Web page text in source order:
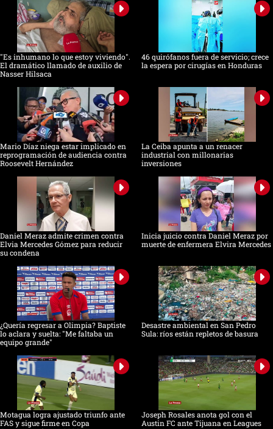
seconds
"Es inhumano lo que estoy viviendo".
El dramático llamado de auxilio de
Nasser Hilsaca
46 quirófanos fuera de servicio; crece
la espera por cirugías en Honduras
Mario Díaz niega estar implicado en
reprogramación de audiencia contra
Roosevelt Hernández
La Ceiba apunta a un renacer
industrial con millonarias
inversiones
Daniel Meraz admite crimen contra
Elvia Mercedes Gómez para reducir
su condena
Inicia juicio contra Daniel Meraz por
muerte de enfermera Elvira Mercedes
¿Quería regresar a Olimpia? Baptiste
lo aclara y suelta: "Me faltaba un
equipo grande"
Desastre ambiental en San Pedro
Sula: ríos están repletos de basura
Motagua logra ajustado triunfo ante
FAS y sigue firme en Copa
Joseph Rosales anota gol con el
Austin FC ante Tijuana en Leagues